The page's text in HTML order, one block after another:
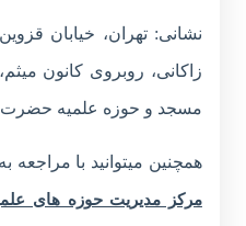
نشانی: تهران، خیابان
مسجد و حوزه علمیه حضرت
همچنین میتوانید با مراجعه به
مرکز مدیریت حوزه های